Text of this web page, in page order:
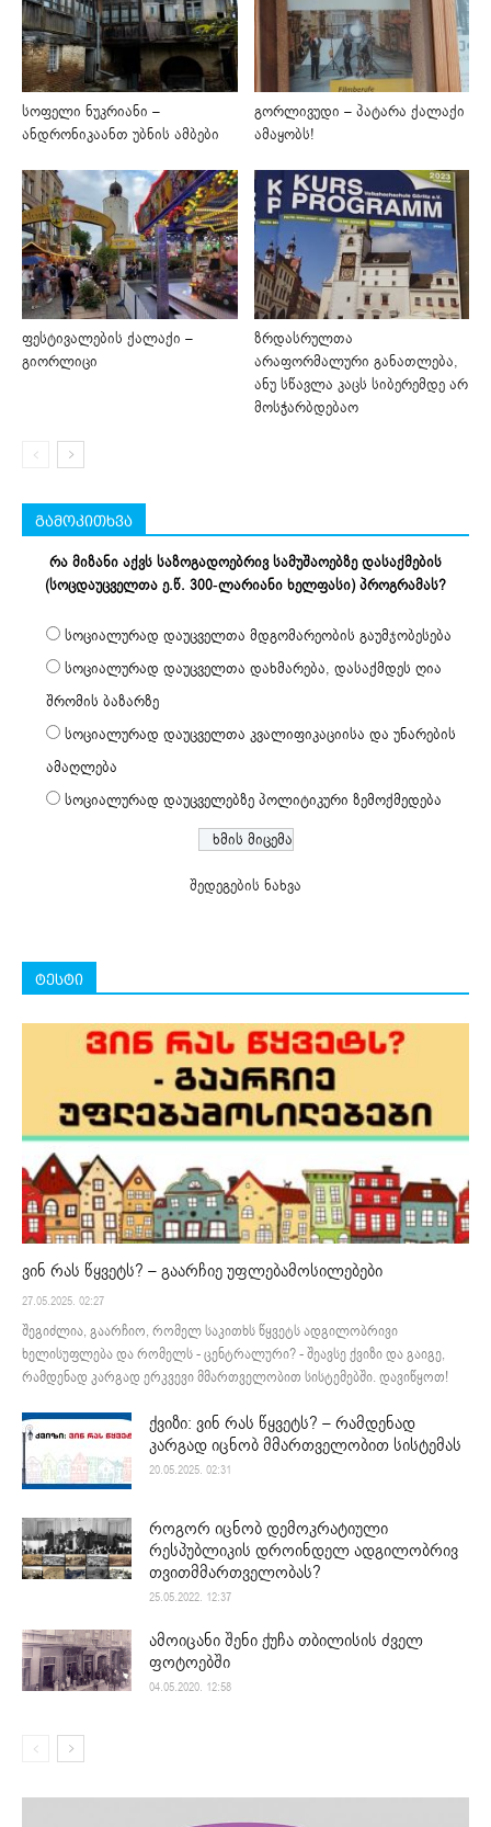
სოფელი ნუკრიანი –
ანდრონიკაანთ უბნის ამბები
გორლივუდი – პატარა ქალაქი
ამაყობს!
ფესტივალების ქალაქი –
გიორლიცი
ზრდასრულთა
არაფორმალური განათლება,
ანუ სწავლა კაცს სიბერემდე არ
მოსჭარბდებაო
გამოკითხვა
რა მიზანი აქვს საზოგადოებრივ სამუშაოებზე დასაქმების
(სოცდაუცველთა ე.წ. 300-ლარიანი ხელფასი) პროგრამას?
სოციალურად დაუცველთა მდგომარეობის გაუმჯობესება
სოციალურად დაუცველთა დახმარება, დასაქმდეს ღია
შრომის ბაზარზე
სოციალურად დაუცველთა კვალიფიკაციისა და უნარების
ამაღლება
სოციალურად დაუცველებზე პოლიტიკური ზემოქმედება
შედეგების ნახვა
ტესტი
ვინ რას წყვეტს? – გაარჩიე უფლებამოსილებები
27.05.2025. 02:27
შეგიძლია, გაარჩიო, რომელ საკითხს წყვეტს ადგილობრივი
ხელისუფლება და რომელს - ცენტრალური? - შეავსე ქვიზი და გაიგე,
რამდენად კარგად ერკვევი მმართველობით სისტემებში. დავიწყოთ!
ქვიზი: ვინ რას წყვეტს? – რამდენად
კარგად იცნობ მმართველობით სისტემას
20.05.2025. 02:31
როგორ იცნობ დემოკრატიული
რესპუბლიკის დროინდელ ადგილობრივ
თვითმმართველობას?
25.05.2022. 12:37
ამოიცანი შენი ქუჩა თბილისის ძველ
ფოტოებში
04.05.2020. 12:58